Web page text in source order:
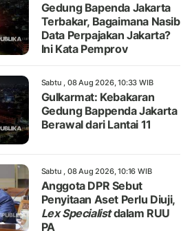
Gedung Bapenda Jakarta
Terbakar, Bagaimana Nasib
Data Perpajakan Jakarta?
Ini Kata Pemprov
Sabtu , 08 Aug 2026, 10:33 WIB
Gulkarmat: Kebakaran
Gedung Bappenda Jakarta
Berawal dari Lantai 11
Sabtu , 08 Aug 2026, 10:16 WIB
Anggota DPR Sebut
Penyitaan Aset Perlu Diuji,
Lex Specialistdalam RUU
PA